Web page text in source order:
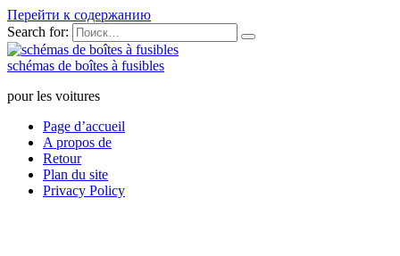
Перейти к содержанию
Search for:
schémas de boîtes à fusibles
pour les voitures
Page d’accueil
A propos de
Retour
Plan du site
Privacy Policy